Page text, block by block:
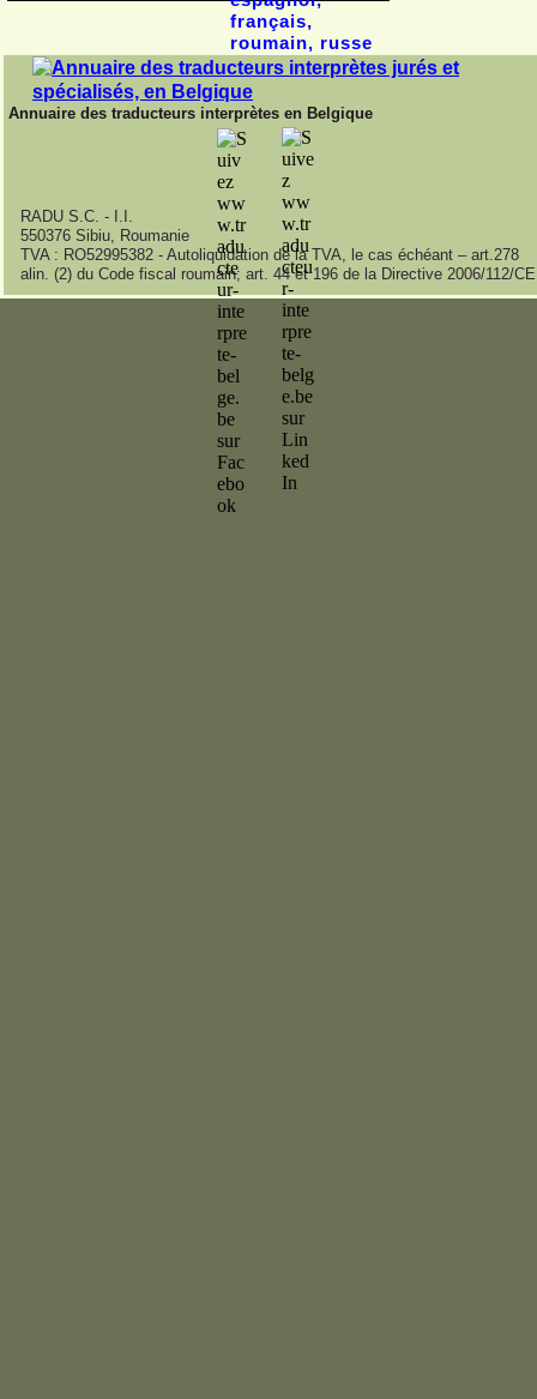
Annuaire des traducteurs interprètes en Belgique
RADU S.C. - I.I.
550376 Sibiu, Roumanie
TVA : RO52995382 - Autoliquidation de la TVA, le cas échéant – art.278
alin. (2) du Code fiscal roumain; art. 44 et 196 de la Directive 2006/112/CE